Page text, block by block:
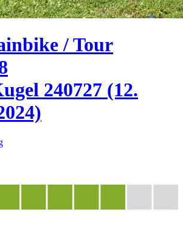
/ Tour
240727 (12.